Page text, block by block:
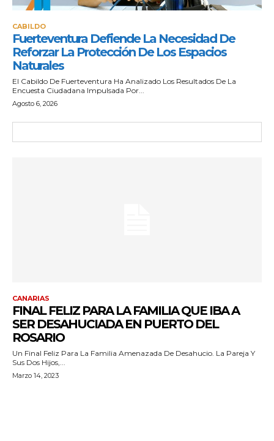
CABILDO
Fuerteventura Defiende La Necesidad De
Reforzar La Protección De Los Espacios
Naturales
El Cabildo De Fuerteventura Ha Analizado Los Resultados De La
Encuesta Ciudadana Impulsada Por...
Agosto 6, 2026
CANARIAS
FINAL FELIZ PARA LA FAMILIA QUE IBA A
SER DESAHUCIADA EN PUERTO DEL
ROSARIO
Un Final Feliz Para La Familia Amenazada De Desahucio. La Pareja Y
Sus Dos Hijos,...
Marzo 14, 2023